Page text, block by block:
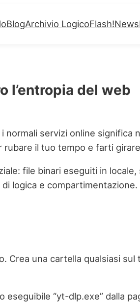
BlogArchivio LogicoFlash!News
l’entropia del web
servizi online significa
il tuo tempo e farti
file binari eseguiti in
logica e
Crea una cartella qualsiasi
“yt-dlp.exe” dalla